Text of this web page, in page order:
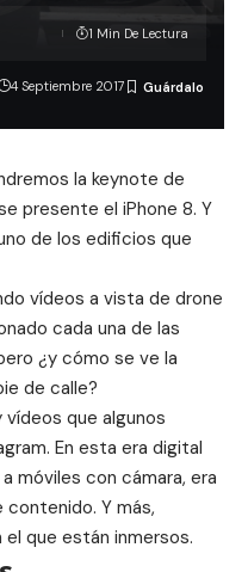
4 Septiembre 2017
1 Min De Lectura
la keynote de
presente el iPhone 8. Y
de los edificios que
vídeos a vista de drone
cada una de las
¿y cómo se ve la
de calle?
que algunos
En esta era digital
móviles con cámara, era
Y más,
que están inmersos.